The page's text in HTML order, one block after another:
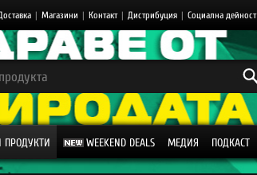
| Магазини | Контакт | Дистрибуция | Социална дейност
ПРОДУКТИ WEEKEND DEALS МЕДИЯ ПОДКАСТ